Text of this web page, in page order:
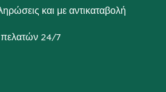
και με αντικαταβολή
24/7